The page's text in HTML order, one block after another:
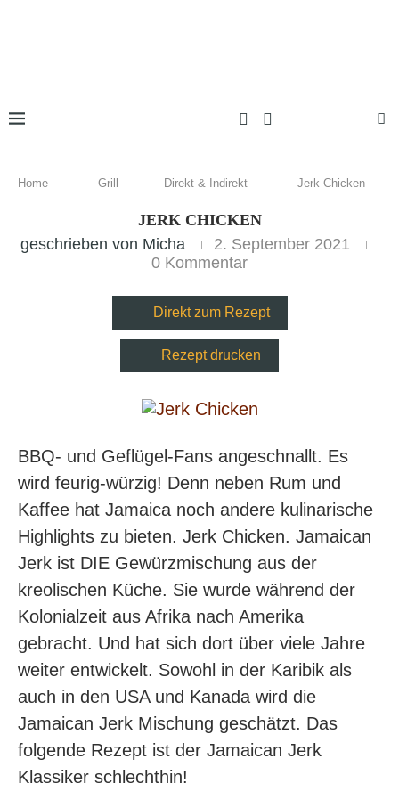
Home Grill Direkt & Indirekt Jerk Chicken
JERK CHICKEN
geschrieben von Micha
2. September 2021
0 Kommentar
Direkt zum Rezept
Rezept drucken
BBQ- und Geflügel-Fans angeschnallt. Es
wird feurig-würzig! Denn neben Rum und
Kaffee hat Jamaica noch andere kulinarische
Highlights zu bieten. Jerk Chicken. Jamaican
Jerk ist DIE Gewürzmischung aus der
kreolischen Küche. Sie wurde während der
Kolonialzeit aus Afrika nach Amerika
gebracht. Und hat sich dort über viele Jahre
weiter entwickelt. Sowohl in der Karibik als
auch in den USA und Kanada wird die
Jamaican Jerk Mischung geschätzt. Das
folgende Rezept ist der Jamaican Jerk
Klassiker schlechthin!